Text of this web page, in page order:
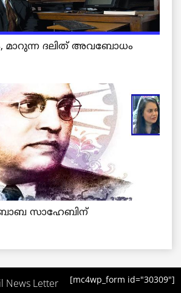
മാറുന്ന ദലിത് അവബോധം
സാഹേബിന്
News Letter [mc4wp_form id="30309"]